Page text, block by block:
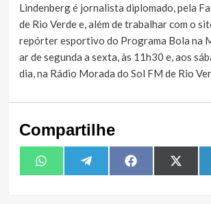
Lindenberg é jornalista diplomado, pela
de Rio Verde e, além de trabalhar com o
repórter esportivo do Programa Bola na
ar de segunda a sexta, às 11h30 e, aos
dia, na Rádio Morada do Sol FM de Rio
Compartilhe
Share
on
WhatsAppShare
on
TelegramShare
on
FacebookShare
on
X